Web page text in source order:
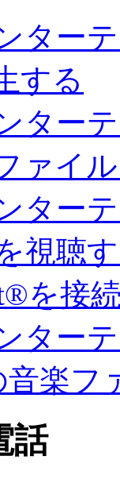
ター
する
ター
ァイ
ター
視聴
を接
ター
音楽フ
話